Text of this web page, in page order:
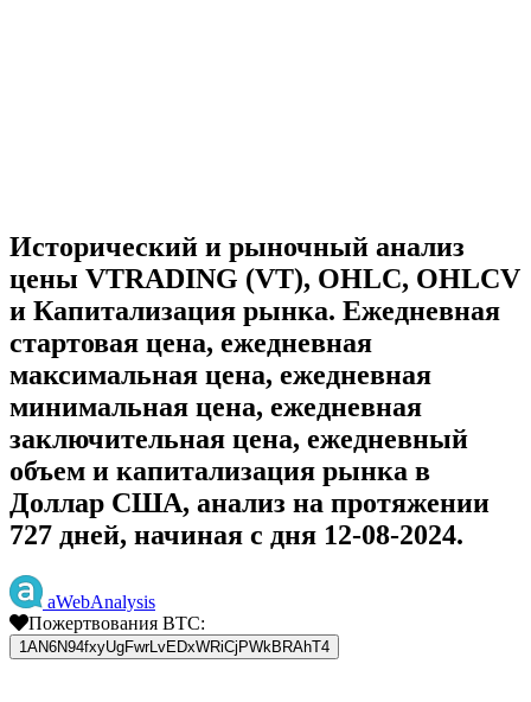
Исторический и рыночный анализ
цены VTRADING (VT), OHLC, OHLCV
и Капитализация рынка. Ежедневная
стартовая цена, ежедневная
максимальная цена, ежедневная
минимальная цена, ежедневная
заключительная цена, ежедневный
объем и капитализация рынка в
Доллар США, анализ на протяжении
727 дней, начиная с дня 12-08-2024.
aWebAnalysis
Пожертвования BTC:
1AN6N94fxyUgFwrLvEDxWRiCjPWkBRAhT4